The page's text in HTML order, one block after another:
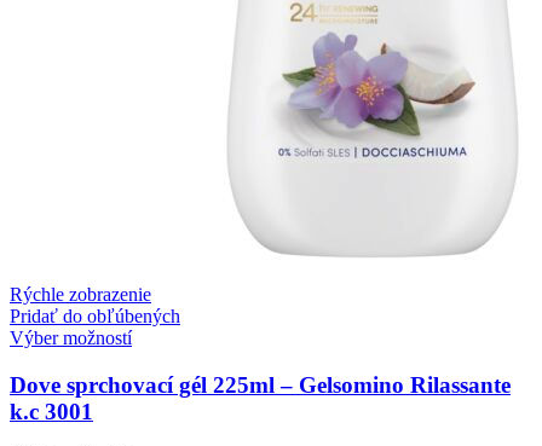
Rýchle zobrazenie
Pridať do obľúbených
Výber možností
Dove sprchovací gél 225ml – Gelsomino Rilassante
k.c 3001